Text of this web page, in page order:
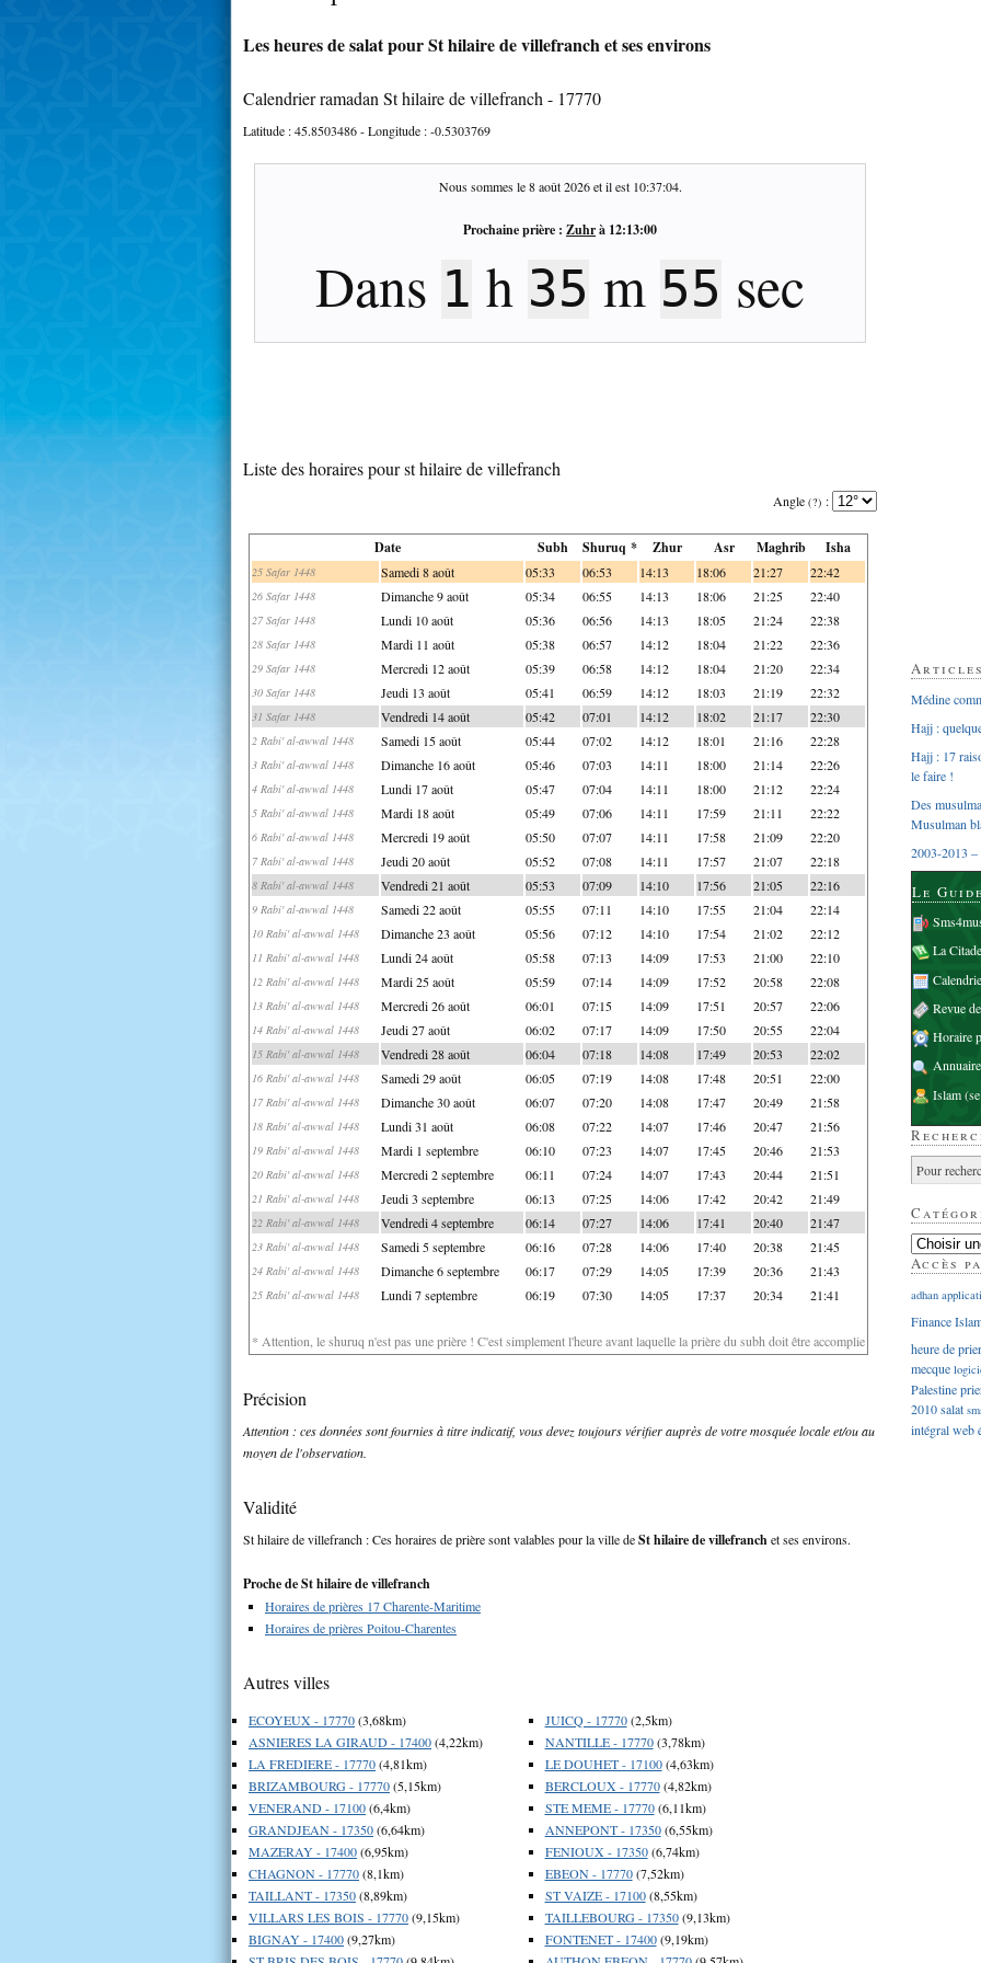
Les heures de salat pour St hilaire de villefranch et ses environs
Calendrier ramadan St hilaire de villefranch - 17770
Latitude :45.8503486- Longitude :-0.5303769
Nous sommes le8 août 2026et il est 10:37:05.
Prochaine prière : Zuhrà 12:13:00
Dans 1 h 35 m 54 sec
Liste des horaires pour st hilaire de villefranch
Angle (?) :
Date Subh Shuruq * Zhur Asr Maghrib Isha
25 Safar 1448 Samedi 8 août 05:33 06:53 14:13 18:06 21:27 22:42
26 Safar 1448 Dimanche 9 août 05:34 06:55 14:13 18:06 21:25 22:40
27 Safar 1448 Lundi 10 août 05:36 06:56 14:13 18:05 21:24 22:38
28 Safar 1448 Mardi 11 août 05:38 06:57 14:12 18:04 21:22 22:36
29 Safar 1448 Mercredi 12 août 05:39 06:58 14:12 18:04 21:20 22:34
30 Safar 1448 Jeudi 13 août 05:41 06:59 14:12 18:03 21:19 22:32
31 Safar 1448 Vendredi 14 août 05:42 07:01 14:12 18:02 21:17 22:30
2 Rabi' al-awwal 1448 Samedi 15 août 05:44 07:02 14:12 18:01 21:16 22:28
3 Rabi' al-awwal 1448 Dimanche 16 août 05:46 07:03 14:11 18:00 21:14 22:26
4 Rabi' al-awwal 1448 Lundi 17 août 05:47 07:04 14:11 18:00 21:12 22:24
5 Rabi' al-awwal 1448 Mardi 18 août 05:49 07:06 14:11 17:59 21:11 22:22
6 Rabi' al-awwal 1448 Mercredi 19 août 05:50 07:07 14:11 17:58 21:09 22:20
7 Rabi' al-awwal 1448 Jeudi 20 août 05:52 07:08 14:11 17:57 21:07 22:18
8 Rabi' al-awwal 1448 Vendredi 21 août 05:53 07:09 14:10 17:56 21:05 22:16
9 Rabi' al-awwal 1448 Samedi 22 août 05:55 07:11 14:10 17:55 21:04 22:14
10 Rabi' al-awwal 1448 Dimanche 23 août 05:56 07:12 14:10 17:54 21:02 22:12
11 Rabi' al-awwal 1448 Lundi 24 août 05:58 07:13 14:09 17:53 21:00 22:10
12 Rabi' al-awwal 1448 Mardi 25 août 05:59 07:14 14:09 17:52 20:58 22:08
13 Rabi' al-awwal 1448 Mercredi 26 août 06:01 07:15 14:09 17:51 20:57 22:06
14 Rabi' al-awwal 1448 Jeudi 27 août 06:02 07:17 14:09 17:50 20:55 22:04
15 Rabi' al-awwal 1448 Vendredi 28 août 06:04 07:18 14:08 17:49 20:53 22:02
16 Rabi' al-awwal 1448 Samedi 29 août 06:05 07:19 14:08 17:48 20:51 22:00
17 Rabi' al-awwal 1448 Dimanche 30 août 06:07 07:20 14:08 17:47 20:49 21:58
18 Rabi' al-awwal 1448 Lundi 31 août 06:08 07:22 14:07 17:46 20:47 21:56
19 Rabi' al-awwal 1448 Mardi 1 septembre 06:10 07:23 14:07 17:45 20:46 21:53
20 Rabi' al-awwal 1448 Mercredi 2 septembre 06:11 07:24 14:07 17:43 20:44 21:51
21 Rabi' al-awwal 1448 Jeudi 3 septembre 06:13 07:25 14:06 17:42 20:42 21:49
22 Rabi' al-awwal 1448 Vendredi 4 septembre 06:14 07:27 14:06 17:41 20:40 21:47
23 Rabi' al-awwal 1448 Samedi 5 septembre 06:16 07:28 14:06 17:40 20:38 21:45
24 Rabi' al-awwal 1448 Dimanche 6 septembre 06:17 07:29 14:05 17:39 20:36 21:43
25 Rabi' al-awwal 1448 Lundi 7 septembre 06:19 07:30 14:05 17:37 20:34 21:41
* Attention, le shuruq n'est pas une prière ! C'est simplement l'heure avant laquelle la prière du subh doit être accomplie
Précision
Attention : ces données sont fournies à titre indicatif, vous devez toujours vérifier auprès de votre mosquée locale et/ou au
moyen de l'observation.
Validité
St hilaire de villefranch : Ces horaires de prière sont valables pour la ville deSt hilaire de villefranchet ses environs.
Proche de St hilaire de villefranch
Horaires de prières 17 Charente-Maritime
Horaires de prières Poitou-Charentes
Autres villes
ECOYEUX - 17770(3,68km)
ASNIERES LA GIRAUD - 17400(4,22km)
LA FREDIERE - 17770(4,81km)
BRIZAMBOURG - 17770(5,15km)
VENERAND - 17100(6,4km)
GRANDJEAN - 17350(6,64km)
MAZERAY - 17400(6,95km)
CHAGNON - 17770(8,1km)
TAILLANT - 17350(8,89km)
VILLARS LES BOIS - 17770(9,15km)
BIGNAY - 17400(9,27km)
JUICQ - 17770(2,5km)
NANTILLE - 17770(3,78km)
LE DOUHET - 17100(4,63km)
BERCLOUX - 17770(4,82km)
STE MEME - 17770(6,11km)
ANNEPONT - 17350(6,55km)
FENIOUX - 17350(6,74km)
EBEON - 17770(7,52km)
ST VAIZE - 17100(8,55km)
TAILLEBOURG - 17350(9,13km)
FONTENET - 17400(9,19km)
Médine
Hajj :
Hajj : 17
le faire !
Des
Musulman
2003-2013 –
Le
La
Revue
Horaire
Islam
Accès
adhan
Finance
heure de
mecque
Palestine
2010salat
intégralweb